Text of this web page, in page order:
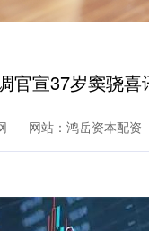
官宣37岁窦骁
网站：鸿岳资本配资